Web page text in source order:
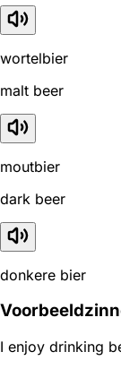
wortelbier
malt beer
moutbier
dark beer
donkere bier
I enjoy drinking